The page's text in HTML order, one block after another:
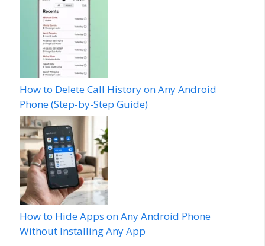
How to Delete Call History on Any Android
Phone (Step-by-Step Guide)
How to Hide Apps on Any Android Phone
Without Installing Any App